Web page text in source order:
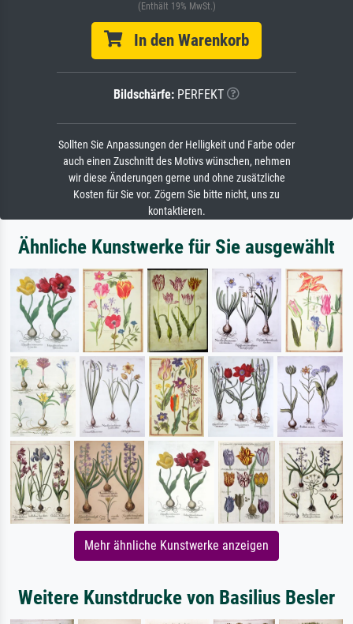
(Enthält 19% MwSt.)
In den Warenkorb
Bildschärfe: PERFEKT
Sollten Sie Anpassungen der Helligkeit und Farbe oder
auch einen Zuschnitt des Motivs wünschen, nehmen
wir diese Änderungen gerne und ohne zusätzliche
Kosten für Sie vor. Zögern Sie bitte nicht, uns zu
kontaktieren.
Ähnliche Kunstwerke für Sie ausgewählt
Mehr ähnliche Kunstwerke anzeigen
Weitere Kunstdrucke von Basilius Besler